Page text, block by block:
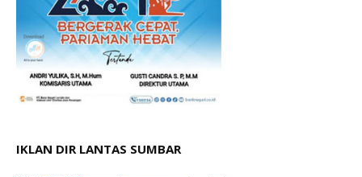
IKLAN DIR LANTAS SUMBAR